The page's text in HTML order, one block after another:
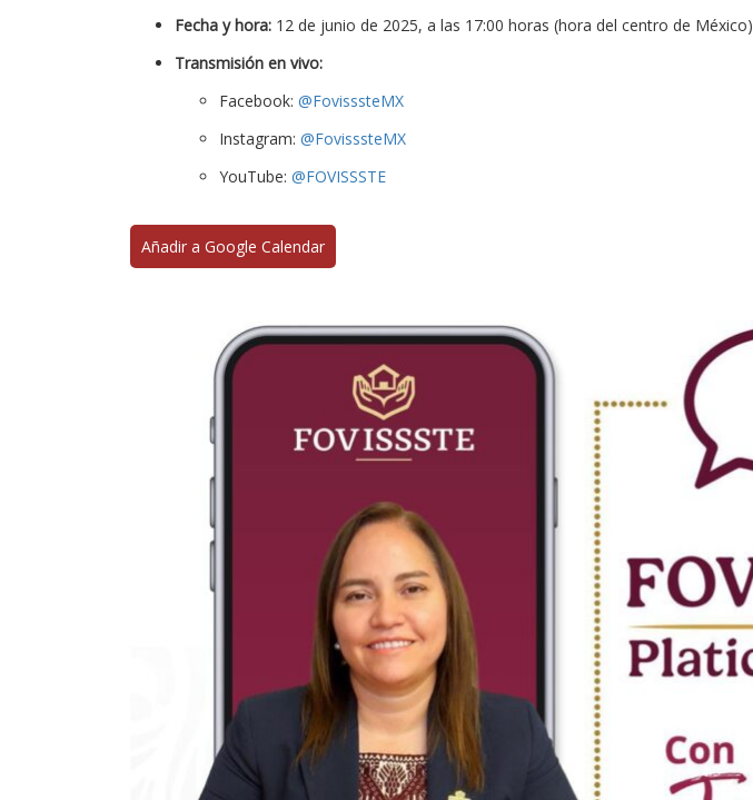
Fecha y hora: 12 de junio de 2025, a las 17:00 horas (hora del centro de México)
Transmisión en vivo:
Facebook: @FovisssteMX
Instagram: @FovisssteMX
YouTube: @FOVISSSTE
Añadir a Google Calendar